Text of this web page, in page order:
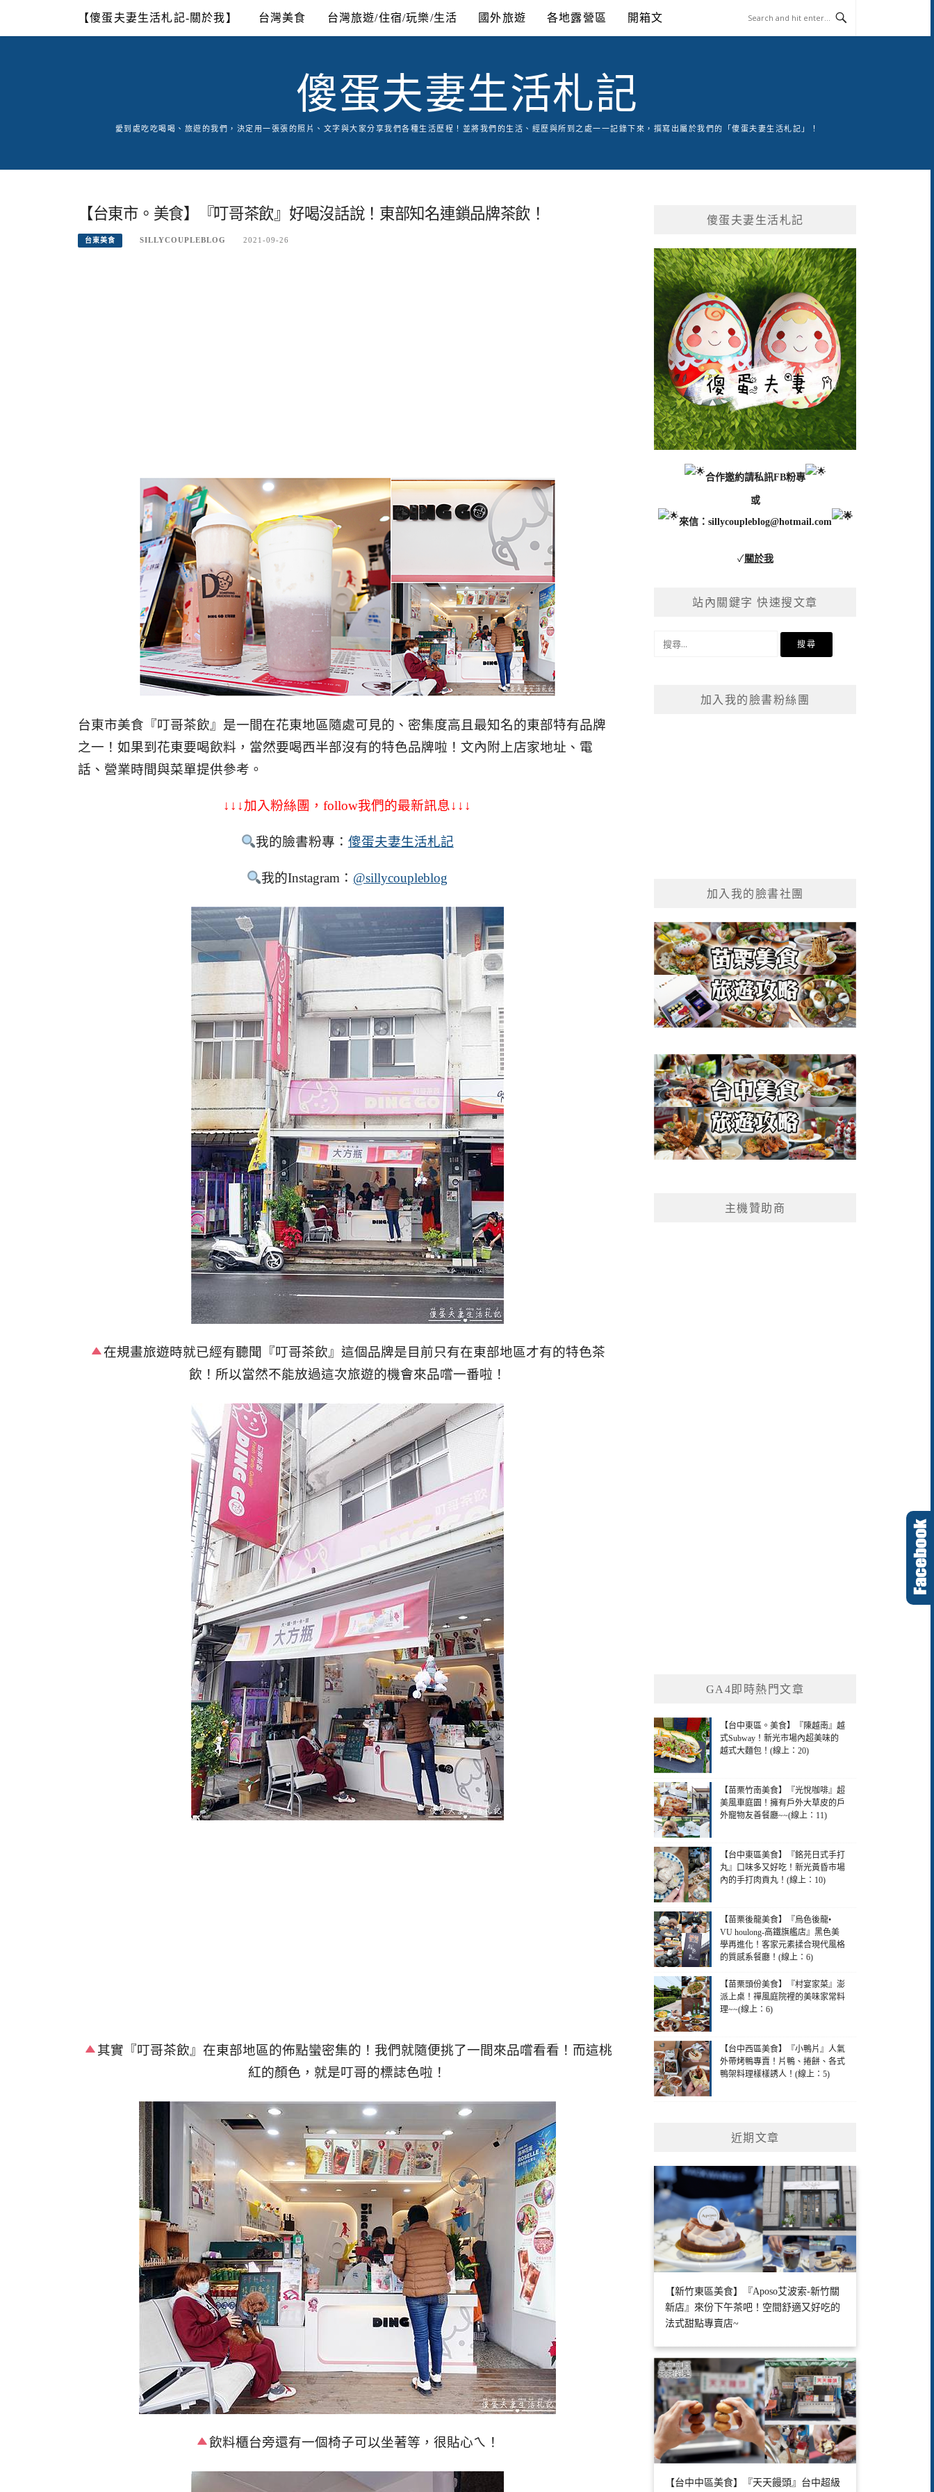
content
【傻蛋夫妻生活札記-關於我】 台灣美食 台灣旅遊/住宿/玩樂/生活 國外旅遊 各地露營區 開箱文
傻蛋夫妻生活札記
愛到處吃吃喝喝、旅遊的我們，決定用一張張的照片、文字與大家分享我們各種生活歷程！並將我們的生活、經歷與所到之處一一記錄下來，撰寫出屬於我們的「傻蛋夫妻生活札記」！
【台東市。美食】『叮哥茶飲』好喝沒話說！東部知名連鎖品牌茶飲！
台東美食 SILLYCOUPLEBLOG 2021-09-26
台東市美食『叮哥茶飲』是一間在花東地區隨處可見的、密集度高且最知名的東部特有品牌
之一！如果到花東要喝飲料，當然要喝西半部沒有的特色品牌啦！ 文內附上店家地址、電
話、營業時間與菜單提供參考。
↓↓↓加入粉絲團，follow我們的最新訊息↓↓↓
我的臉書粉專： 傻蛋夫妻生活札記
我的Instagram： @sillycoupleblog
在規畫旅遊時就已經有聽聞
『叮哥茶飲』這個品牌是目前只有在東部地區才有的特色茶
飲！所以當然不能放過這次旅遊的機會來品嚐一番啦！
其實 『叮哥茶飲』在東部地區的佈點蠻密集的！我們就隨便挑了一間來品嚐看看！而這桃
紅的顏色，就是叮哥的標誌色啦！
飲料櫃台旁還有一個椅子可以坐著等，很貼心ㄟ！
傻蛋夫妻生活札記
合作邀約請私訊FB粉專
或
來信： sillycoupleblog@hotmail.com
✓關於我
站內關鍵字 快速搜文章
加入我的臉書粉絲團
加入我的臉書社團
主機贊助商
GA4即時熱門文章
【台中東區。美食】『陳越南』越
式Subway！新光市場內超美味的
越式大麵包！(線上：20)
【苗栗竹南美食】『光悅咖啡』超
美風車庭園！擁有戶外大草皮的戶
外寵物友善餐廳~~(線上：11)
【台中東區美食】『銘芫日式手打
丸』口味多又好吃！新光黃昏市場
內的手打肉貢丸！(線上：10)
【苗栗後龍美食】『烏色後龍•
VU houlong-高鐵旗艦店』黑色美
學再進化！客家元素揉合現代風格
的質感系餐廳！(線上：6)
【苗栗頭份美食】『村宴家菜』澎
派上桌！禪風庭院裡的美味家常料
理~~(線上：6)
【台中西區美食】『小鴨片』人氣
外帶烤鴨專賣！片鴨、捲餅、各式
鴨架料理樣樣誘人！(線上：5)
近期文章
【新竹東區美食】『Aposo艾波索-新竹關
新店』來份下午茶吧！空間舒適又好吃的
法式甜點專賣店~
【台中中區美食】『天天饅頭』台中超級